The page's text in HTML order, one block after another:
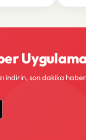
indirin, son dakika